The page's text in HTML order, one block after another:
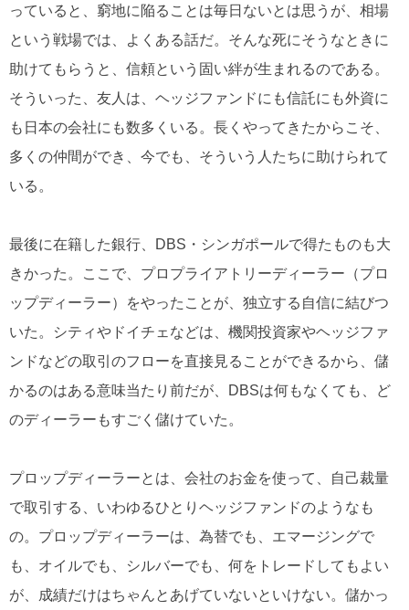
っていると、窮地に陥ることは毎日ないとは思うが、相場
という戦場では、よくある話だ。そんな死にそうなときに
助けてもらうと、信頼という固い絆が生まれるのである。
そういった、友人は、ヘッジファンドにも信託にも外資に
も日本の会社にも数多くいる。長くやってきたからこそ、
多くの仲間ができ、今でも、そういう人たちに助けられて
いる。
最後に在籍した銀行、DBS・シンガポールで得たものも大
きかった。ここで、プロプライアトリーディーラー（プロ
ップディーラー）をやったことが、独立する自信に結びつ
いた。シティやドイチェなどは、機関投資家やヘッジファ
ンドなどの取引のフローを直接見ることができるから、儲
かるのはある意味当たり前だが、DBSは何もなくても、ど
のディーラーもすごく儲けていた。
プロップディーラーとは、会社のお金を使って、自己裁量
で取引する、いわゆるひとりヘッジファンドのようなも
の。プロップディーラーは、為替でも、エマージングで
も、オイルでも、シルバーでも、何をトレードしてもよい
が、成績だけはちゃんとあげていないといけない。儲かっ